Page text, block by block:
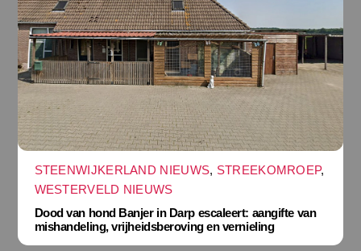
STEENWIJKERLAND NIEUWS, STREEKOMROEP,
WESTERVELD NIEUWS
Dood van hond Banjer in Darp escaleert: aangifte van
mishandeling, vrijheidsberoving en vernieling